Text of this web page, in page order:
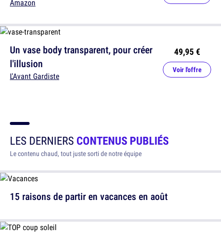
Un vase body transparent, pour créer
l'illusion
L'Avant Gardiste
49,95 €
Voir l'offre
Amazon
LES DERNIERS CONTENUS PUBLIÉS
Le contenu chaud, tout juste sorti de notre équipe
15 raisons de partir en vacances en août